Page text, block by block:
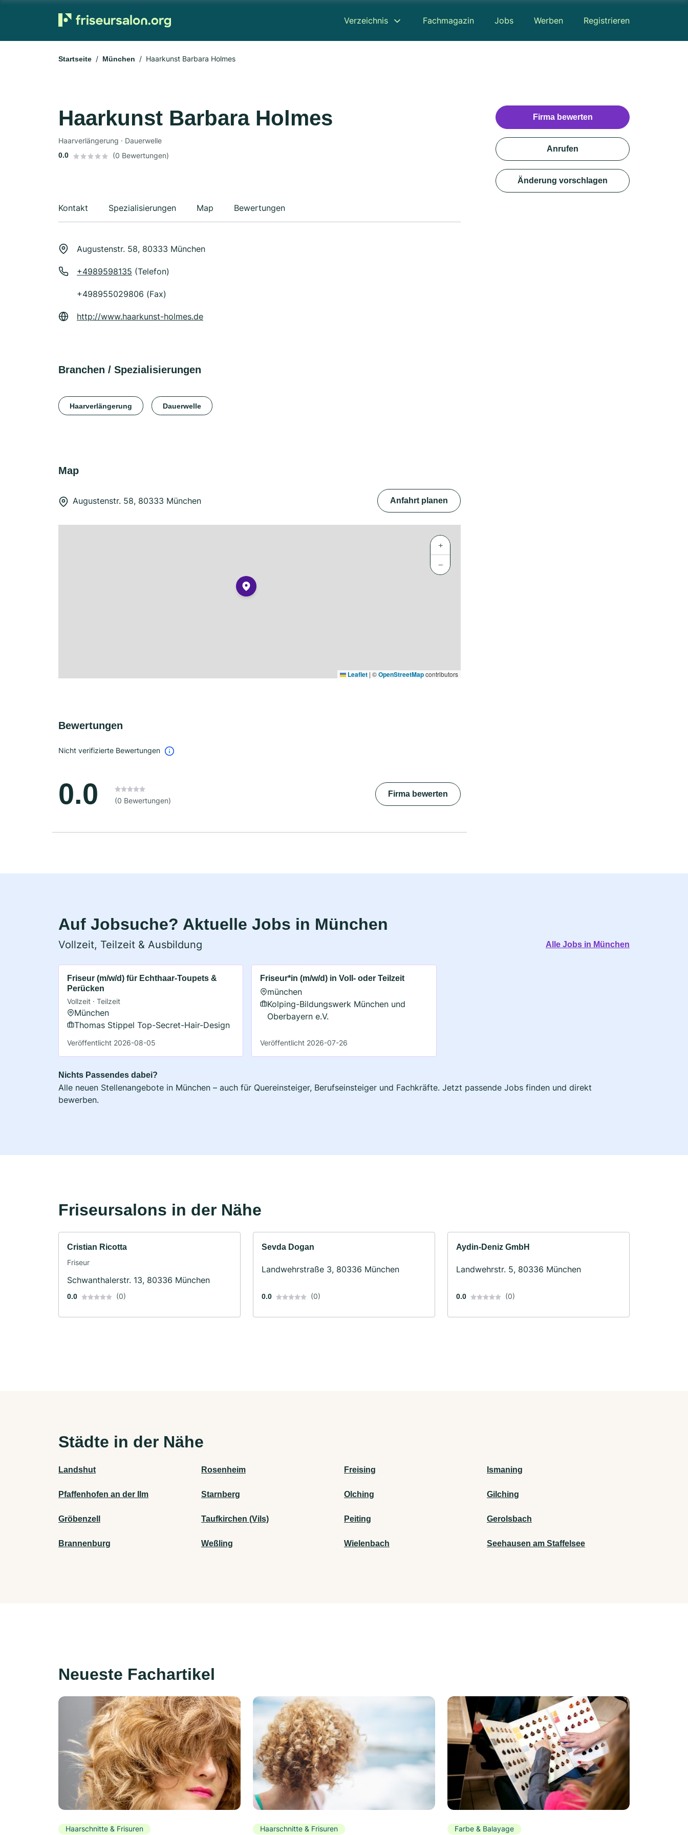
Verzeichnis Fachmagazin Jobs Werben Registrieren
Startseite München Haarkunst Barbara Holmes
Haarkunst Barbara Holmes
Haarverlängerung · Dauerwelle
0.0 (0 Bewertungen)
Kontakt Spezialisierungen Map Bewertungen
Augustenstr. 58, 80333 München
+4989598135 (Telefon)
+498955029806 (Fax)
http://www.haarkunst-holmes.de
Branchen / Spezialisierungen
Haarverlängerung Dauerwelle
Map
Augustenstr. 58, 80333 München Anfahrt planen
+
−
Leaflet | ©OpenStreetMapcontributors
Bewertungen
Nicht verifizierte Bewertungen
0.0 (0 Bewertungen)
Firma bewerten
Firma bewerten
Anrufen
Änderung vorschlagen
Auf Jobsuche? Aktuelle Jobs in München
Vollzeit, Teilzeit & Ausbildung Alle Jobs in München
Friseur (m/w/d) für Echthaar-Toupets &
Perücken
Vollzeit · Teilzeit
München
Thomas Stippel Top-Secret-Hair-Design
Veröffentlicht 2026-08-05
Friseur*in (m/w/d) in Voll- oder Teilzeit
münchen
Kolping-Bildungswerk München und
Oberbayern e.V.
Veröffentlicht 2026-07-26
Nichts Passendes dabei?
Alle neuen Stellenangebote in München – auch für Quereinsteiger, Berufseinsteiger und Fachkräfte. Jetzt passende Jobs finden und direkt
bewerben.
Friseursalons in der Nähe
Cristian Ricotta
Friseur
Schwanthalerstr. 13, 80336 München
0.0 (0)
Sevda Dogan
Landwehrstraße 3, 80336 München
0.0 (0)
Aydin-Deniz GmbH
Landwehrstr. 5, 80336 München
0.0 (0)
Städte in der Nähe
Landshut Rosenheim Freising Ismaning
Pfaffenhofen an der Ilm Starnberg Olching Gilching
Gröbenzell Taufkirchen (Vils) Peiting Gerolsbach
Brannenburg Weßling Wielenbach Seehausen am Staffelsee
Neueste Fachartikel
Haarschnitte & Frisuren Haarschnitte & Frisuren Farbe & Balayage